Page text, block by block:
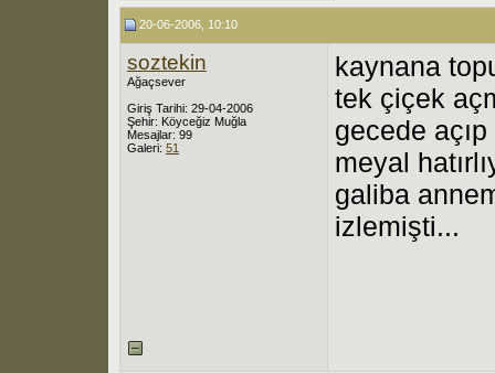
20-06-2006, 10:10
soztekin
Ağaçsever
Giriş Tarihi: 29-04-2006
Şehir: Köyceğiz Muğla
Mesajlar: 99
Galeri: 51
kaynana
tek çiçek
gecede
meyal
galiba
izlemişti...